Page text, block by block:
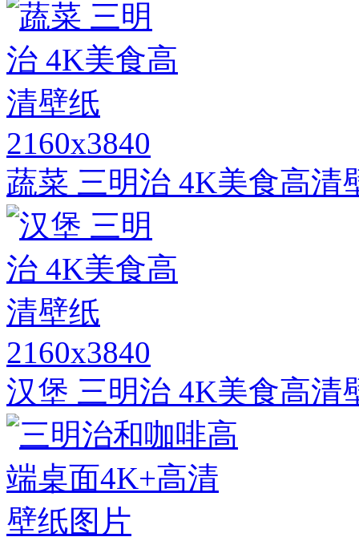
2160x3840
蔬菜 三明治 4K美食高清
2160x3840
汉堡 三明治 4K美食高清